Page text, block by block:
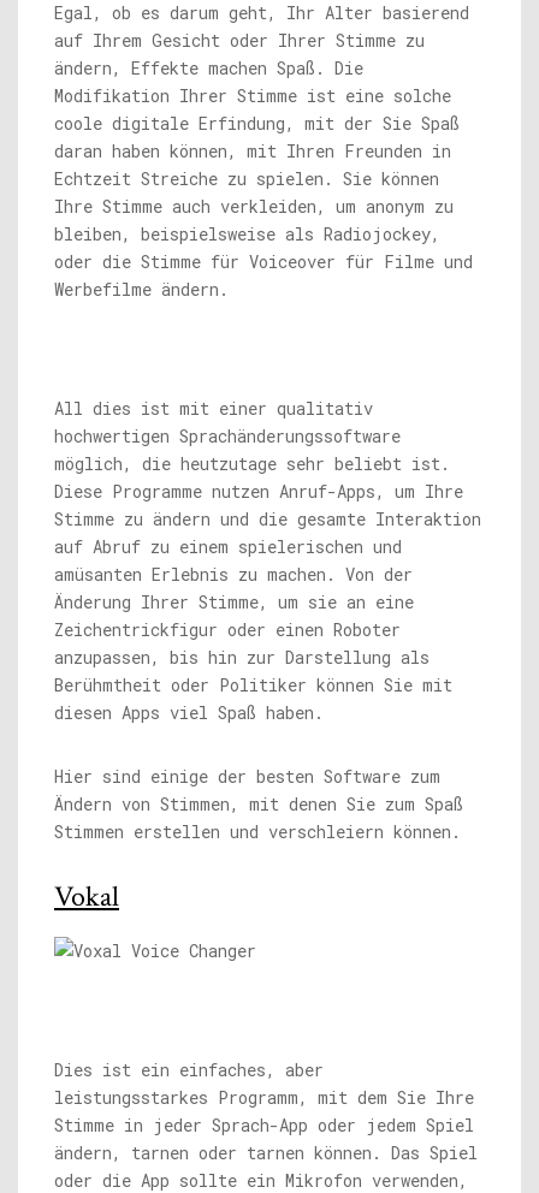
Egal, ob es darum geht, Ihr Alter basierend
auf Ihrem Gesicht oder Ihrer Stimme zu
ändern, Effekte machen Spaß. Die
Modifikation Ihrer Stimme ist eine solche
coole digitale Erfindung, mit der Sie Spaß
daran haben können, mit Ihren Freunden in
Echtzeit Streiche zu spielen. Sie können
Ihre Stimme auch verkleiden, um anonym zu
bleiben, beispielsweise als Radiojockey,
oder die Stimme für Voiceover für Filme und
Werbefilme ändern.
All dies ist mit einer qualitativ
hochwertigen Sprachänderungssoftware
möglich, die heutzutage sehr beliebt ist.
Diese Programme nutzen Anruf-Apps, um Ihre
Stimme zu ändern und die gesamte Interaktion
auf Abruf zu einem spielerischen und
amüsanten Erlebnis zu machen. Von der
Änderung Ihrer Stimme, um sie an eine
Zeichentrickfigur oder einen Roboter
anzupassen, bis hin zur Darstellung als
Berühmtheit oder Politiker können Sie mit
diesen Apps viel Spaß haben.
Hier sind einige der besten Software zum
Ändern von Stimmen, mit denen Sie zum Spaß
Stimmen erstellen und verschleiern können.
Vokal
Dies ist ein einfaches, aber
leistungsstarkes Programm, mit dem Sie Ihre
Stimme in jeder Sprach-App oder jedem Spiel
ändern, tarnen oder tarnen können. Das Spiel
oder die App sollte ein Mikrofon verwenden,